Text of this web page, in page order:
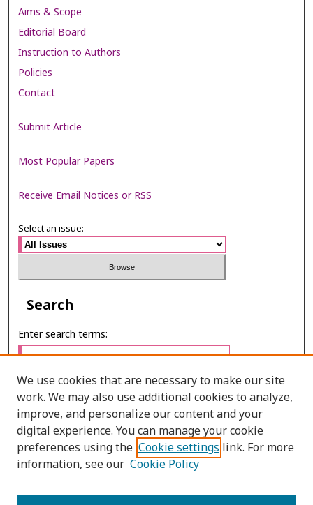
Aims & Scope
Editorial Board
Instruction to Authors
Policies
Contact
Submit Article
Most Popular Papers
Receive Email Notices or RSS
Select an issue:
Search
Enter search terms:
Select context to search:
Advanced Search
We use cookies that are necessary to make our site
work. We may also use additional cookies to analyze,
improve, and personalize our content and your
digital experience. You can manage your cookie
preferences using the Cookie settings link. For more
information, see our Cookie Policy